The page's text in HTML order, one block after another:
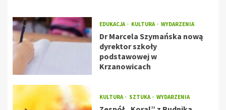
EDUKACJA KULTURA WYDARZENIA
Dr Marcela Szymańska nową
dyrektor szkoły
podstawowej w
Krzanowicach
KULTURA SZTUKA WYDARZENIA